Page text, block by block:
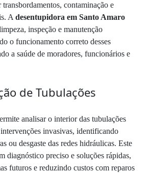
contaminação e
A desentupidora em Santo Amaro
inspeção e manutenção
o funcionamento correto desses
a saúde de moradores, funcionários e
de Tubulações
analisar o interior das tubulações
intervenções invasivas, identificando
ou desgaste das redes hidráulicas. Este
diagnóstico preciso e soluções rápidas,
futuros e reduzindo custos com reparos